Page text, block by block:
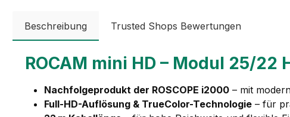
Beschreibung Trusted Shops Bewertungen
ROCAM mini HD – Modul 25/
Nachfolgeprodukt der ROSCOPE i2000 – mit
Full-HD-Auflösung & TrueColor-Technologie – für